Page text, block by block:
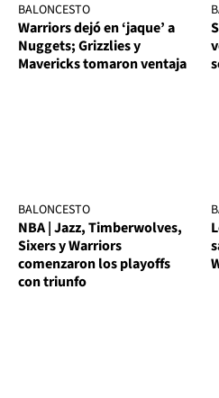
BALONCESTO
Warriors dejó en ‘jaque’ a
Nuggets; Grizzlies y
Mavericks tomaron ventaja
BALONCESTO
NBA | Jazz, Timberwolves,
Sixers y Warriors
comenzaron los playoffs
con triunfo